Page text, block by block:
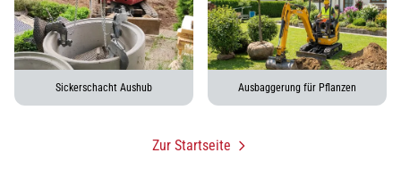
Sickerschacht Aushub Ausbaggerung für Pflanzen
Zur Startseite